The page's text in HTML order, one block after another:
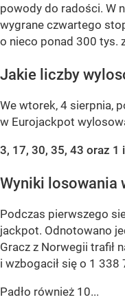
powody do radości. W
wygrane czwartego
o nieco ponad 300 tys.
Jakie liczby
We wtorek, 4 sierpnia,
w Eurojackpot
3, 17, 30, 35, 43 oraz 1
Wyniki losowania
Podczas pierwszego
jackpot. Odnotowano
Gracz z Norwegii trafił
i wzbogacił się o 1 338
Padło również 10...